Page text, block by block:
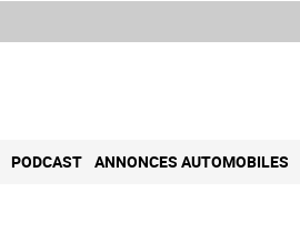
PODCAST ANNONCES AUTOMOBILES